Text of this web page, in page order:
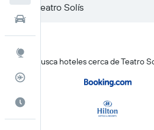
KAYAK busca hoteles cerca de Teatro